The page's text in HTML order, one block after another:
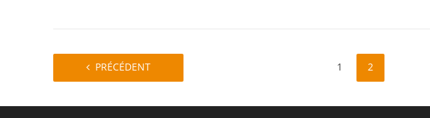
PRÉCÉDENT 1 2